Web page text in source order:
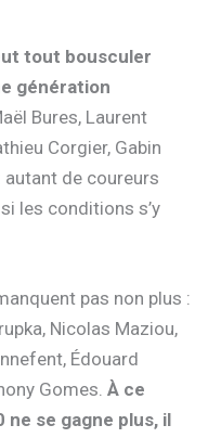
tout bousculer
génération
Bures, Laurent
Corgier, Gabin
autant de coureurs
les conditions s’y
pas non plus :
Nicolas Maziou,
Édouard
Gomes.À ce
ne se gagne plus, il